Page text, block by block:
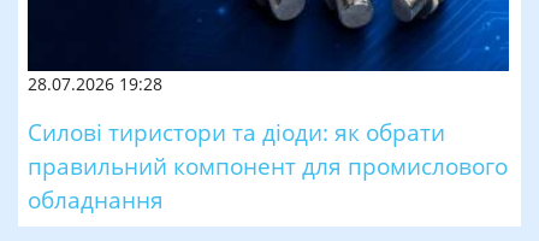
28.07.2026 19:28
Силові тиристори та діоди: як обрати
правильний компонент для промислового
обладнання